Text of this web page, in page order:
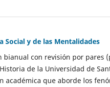
Social y de las Mentalidades
bianual con revisión por pares
de la Universidad de
académica que aborde los